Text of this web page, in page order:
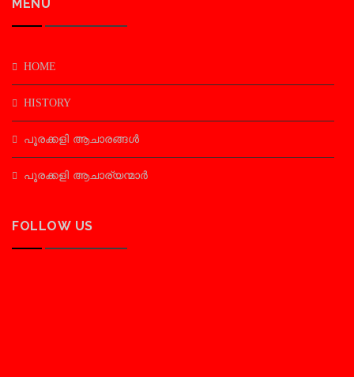
MENU
HOME
HISTORY
പൂരക്കളി ആചാരങ്ങൾ
പൂരക്കളി ആചാര്യന്മാർ
FOLLOW US